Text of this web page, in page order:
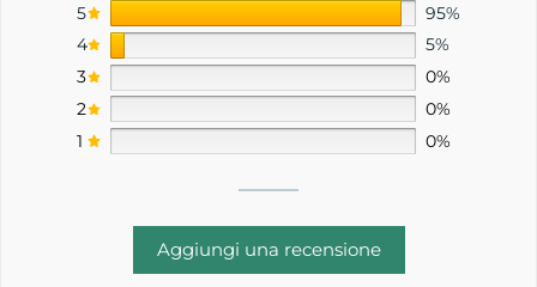
5
95%
4
5%
3
0%
2
0%
1
0%
Aggiungi una recensione